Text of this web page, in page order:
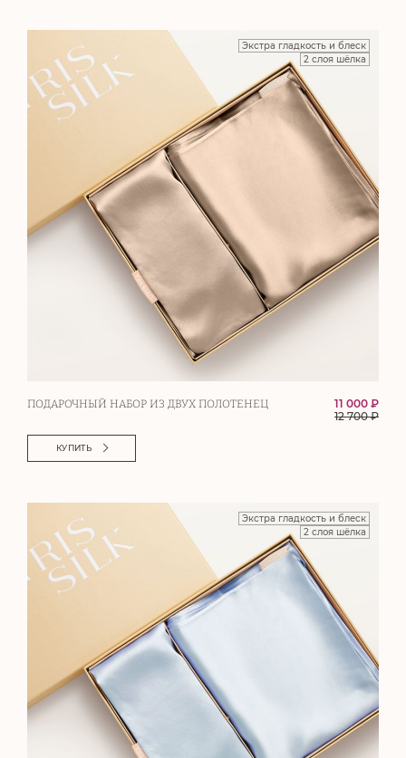
Экстра гладкость и блеск
2 слоя шёлка
ПОДАРОЧНЫЙ НАБОР ИЗ ДВУХ ПОЛОТЕНЕЦ
11 000 ₽
12 700₽
КУПИТЬ
Экстра гладкость и блеск
2 слоя шёлка